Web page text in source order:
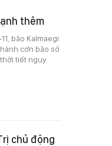
thêm
bão Kalmaegi
cơn bão số
tiết nguy
chủ động